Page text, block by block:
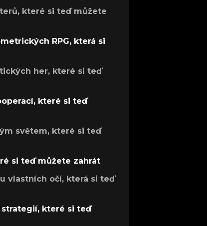
které si teď můžete
RPG, která si
her, které si teď
které si teď
světem, které si teď
si teď můžete zahrát
vlastních očí, která si teď
které si teď